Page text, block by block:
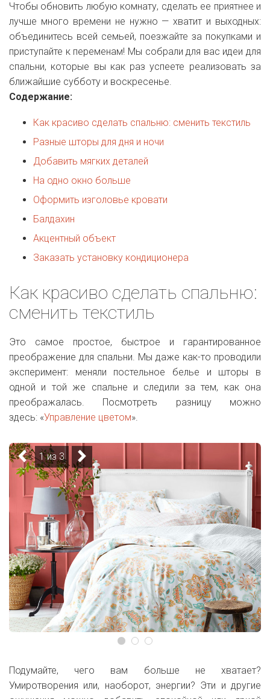
Чтобы обновить любую комнату, сделать ее приятнее и
лучше много времени не нужно — хватит и выходных:
объединитесь всей семьей, поезжайте за покупками и
приступайте к переменам! Мы собрали для вас идеи для
спальни, которые вы как раз успеете реализовать за
ближайшие субботу и воскресенье.
Содержание:
Как красиво сделать спальню: сменить текстиль
Разные шторы для дня и ночи
Добавить мягких деталей
На одно окно больше
Оформить изголовье кровати
Балдахин
Акцентный объект
Заказать установку кондиционера
Как красиво сделать спальню:
сменить текстиль
Это самое простое, быстрое и гарантированное
преображение для спальни. Мы даже как-то проводили
эксперимент: меняли постельное белье и шторы в
одной и той же спальне и следили за тем, как она
преображалась. Посмотреть разницу можно
здесь: «Управление цветом».
1 из 3
Подумайте, чего вам больше не хватает?
Умиротворения или, наоборот, энергии? Эти и другие